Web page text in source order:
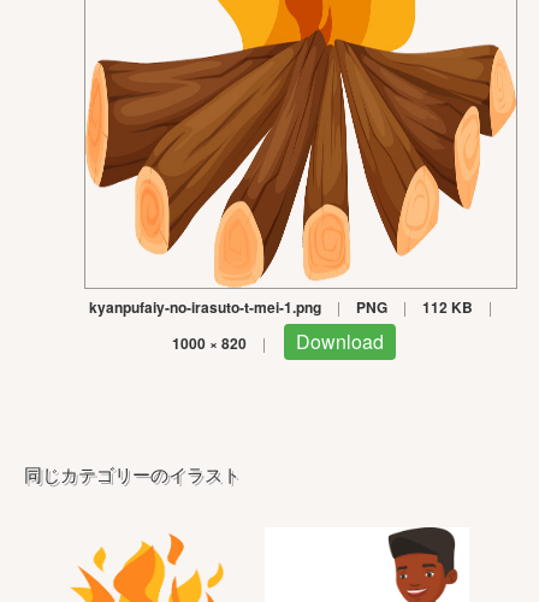
kyanpufaiy-no-irasuto-t-mei-1.png | PNG | 112 KB |
1000 × 820 | Download
同じカテゴリーのイラスト